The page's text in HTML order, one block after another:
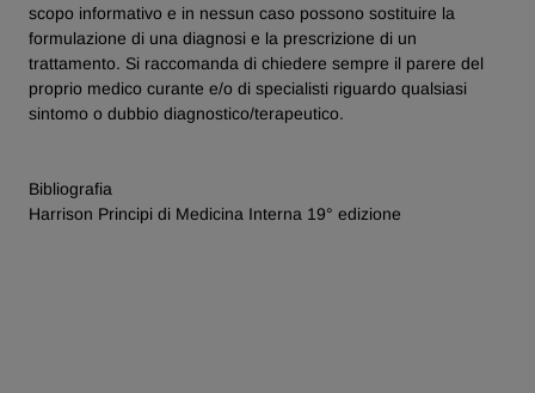
scopo informativo e in nessun caso possono sostituire la
formulazione di una diagnosi e la prescrizione di un
trattamento. Si raccomanda di chiedere sempre il parere del
proprio medico curante e/o di specialisti riguardo qualsiasi
sintomo o dubbio diagnostico/terapeutico.
Bibliografia
Harrison Principi di Medicina Interna 19° edizione